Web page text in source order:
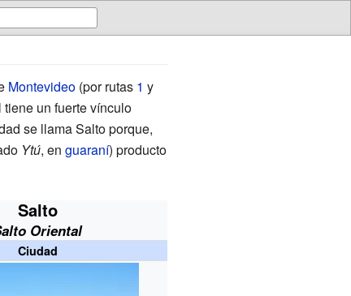
Montevideo(por rutas 1 y
tiene un fuerte vínculo
se llama Salto porque,
Ytú, en guaraní) producto
Salto
Oriental
Ciudad